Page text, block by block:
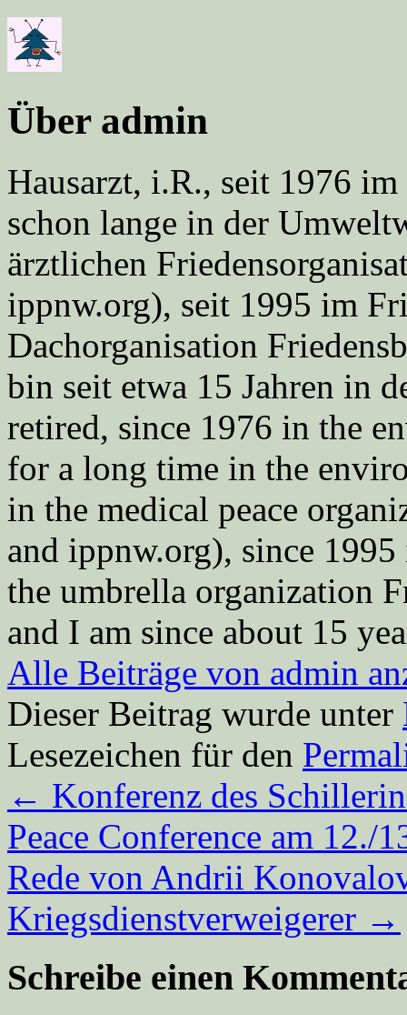
Über admin
Hausarzt, i.R., seit 1976
schon lange in der
ärztlichen
ippnw.org), seit 1995 im
Dachorganisation
bin seit etwa 15 Jahren in
retired, since 1976 in the
for a long time in the
in the medical peace
and ippnw.org), since
the umbrella organization
and I am since about 15
Alle Beiträge von admin
Dieser Beitrag wurde unter
Lesezeichen für den
← Konferenz des
Peace Conference am
Rede von Andrii
Kriegsdienstverweigerer →
Schreibe einen